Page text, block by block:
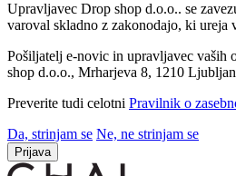
Upravljavec Drop shop d.o.o.. se
varoval skladno z zakonodajo, ki ureja
Pošiljatelj e-novic in upravljavec vaših
shop d.o.o., Mrharjeva 8, 1210
Preverite tudi celotni Pravilnik o
Da, strinjam se Ne, ne strinjam se
Prijava